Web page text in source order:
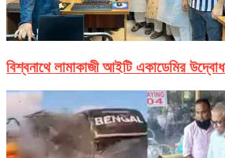
বিশ্বনাথে লামাকাজী আইটি একাডেমির